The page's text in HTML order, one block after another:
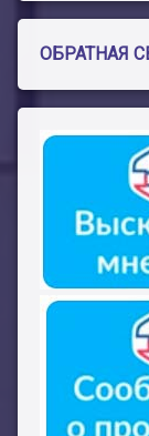
ОБРАТНАЯ